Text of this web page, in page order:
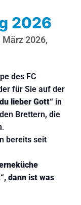
2026
März 2026,
des FC
für Sie auf der
lieber Gott“ in
Brettern, die
bereits seit
dann ist was